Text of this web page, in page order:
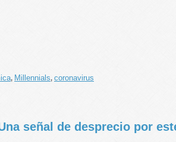
, Millennials, coronavirus
señal de desprecio por